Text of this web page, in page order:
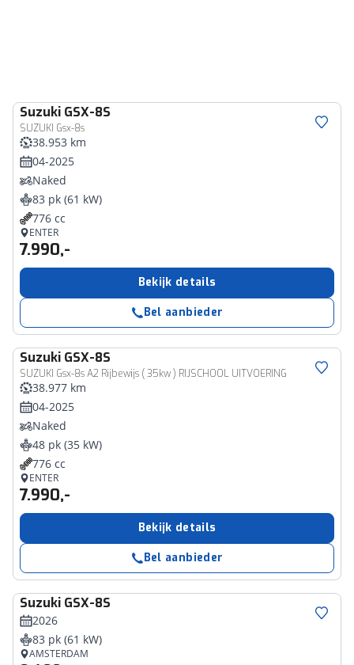
Suzuki GSX-8S
SUZUKI Gsx-8s
38.953 km
04-2025
Naked
83 pk (61 kW)
776 cc
ENTER
7.990,-
Bekijk details
Bel aanbieder
Suzuki GSX-8S
SUZUKI Gsx-8s A2 Rijbewijs ( 35kw ) RIJSCHOOL UITVOERING
38.977 km
04-2025
Naked
48 pk (35 kW)
776 cc
ENTER
7.990,-
Bekijk details
Bel aanbieder
Suzuki GSX-8S
2026
83 pk (61 kW)
AMSTERDAM